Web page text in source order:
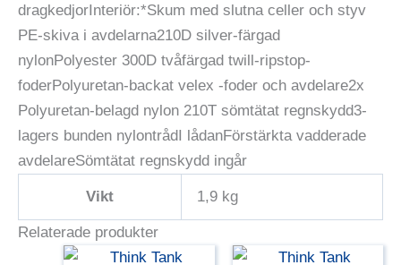
dragkedjorInteriör:*Skum med slutna celler och styv
PE-skiva i avdelarna210D silver-färgad
nylonPolyester 300D tvåfärgad twill-ripstop-
foderPolyuretan-backat velex -foder och avdelare2x
Polyuretan-belagd nylon 210T sömtätat regnskydd3-
lagers bunden nylontrådI lådanFörstärkta vadderade
avdelareSömtätat regnskydd ingår
Vikt 1,9 kg
Relaterade produkter